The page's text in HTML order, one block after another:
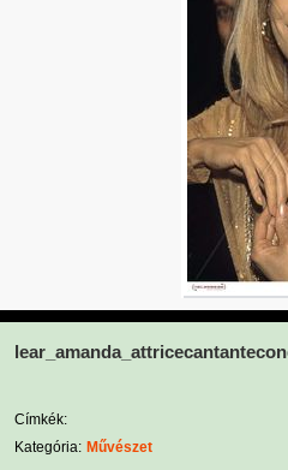
Címkék:
Kategória: Művészet